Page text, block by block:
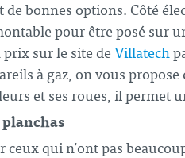
de bonnes options. Côté
pour être posé sur
prix sur le site de Villatech
à gaz, on vous propose
et ses roues, il permet
planchas
ceux qui n’ont pas